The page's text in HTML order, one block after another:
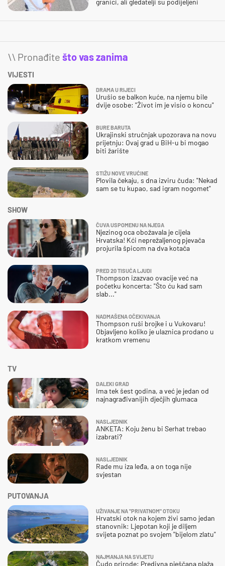
\\ Pronađite što vas zanima
VIJESTI
DRAMA U RIJECI
Urušio se balkon kuće, na njemu bile
dvije osobe: "Život im je visio o koncu"
BURE BARUTA
Ukrajinski stručnjak upozorava na novu
prijetnju: Ovaj grad u BiH-u bi mogao
biti žarište
STIŽU NOVE VRUĆINE
Plovila čekaju, s dna izviru čuda: "Nekad
sam se tu kupao, sad igram nogomet"
SHOW
ČUVA USPOMENU NA NJEGA
Njezinog oca obožavala je cijela
Hrvatska! Kći neprežaljenog pjevača
projurila špicom na dva kotača
PRED 20 TISUĆA LJUDI
Thompson izazvao ovacije već na
početku koncerta: "Što ću kad sam
slab..."
NADMAŠENA OČEKIVANJA
Thompson ruši brojke i u Vukovaru!
Objavljeno koliko je ulaznica prodano u
kratkom vremenu
TV
DALEKI GRAD
Ima tek šest godina, a već je jedan od
najnagrađivanijih dječjih glumaca
NASLJEDNIK
ANKETA: Koju ženu bi Serhat trebao
izabrati?
NASLJEDNIK
Rade mu iza leđa, a on toga nije
svjestan
PUTOVANJA
UŽIVANJE NA "PRIVATNOM" OTOKU
Hrvatski otok na kojem živi samo jedan
stanovnik: Ljepotan koji je diljem
svijeta poznat po svojem "bijelom zlatu"
NAJMANJA NA SVIJETU
Čudo prirode: Predivna pješčana plaža